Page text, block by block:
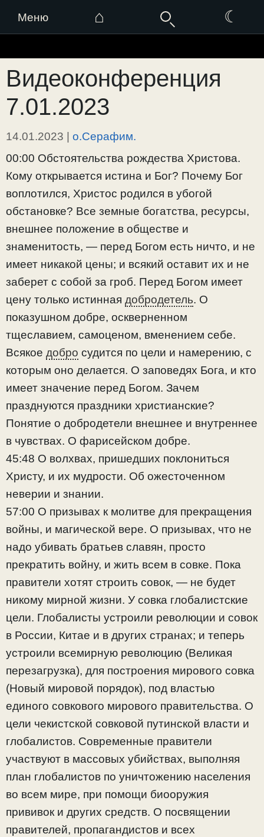
Меню ⌂ ☾
к
содержимому
Видеоконференция
7.01.2023
14.01.2023 | о.Серафим.
00:00 Обстоятельства рождества Христова.
Кому открывается истина и Бог? Почему Бог
воплотился, Христос родился в убогой
обстановке? Все земные богатства, ресурсы,
внешнее положение в обществе и
знаменитость, — перед Богом есть ничто, и не
имеет никакой цены; и всякий оставит их и не
заберет с собой за гроб. Перед Богом имеет
цену только истинная добродетель. О
показушном добре, оскверненном
тщеславием, самоценом, вменением себе.
Всякое добро судится по цели и намерению, с
которым оно делается. О заповедях Бога, и кто
имеет значение перед Богом. Зачем
празднуются праздники христианские?
Понятие о добродетели внешнее и внутреннее
в чувствах. О фарисейском добре.
45:48 О волхвах, пришедших поклониться
Христу, и их мудрости. Об ожесточенном
неверии и знании.
57:00 О призывах к молитве для прекращения
войны, и магической вере. О призывах, что не
надо убивать братьев славян, просто
прекратить войну, и жить всем в совке. Пока
правители хотят строить совок, — не будет
никому мирной жизни. У совка глобалистские
цели. Глобалисты устроили революции и совок
в России, Китае и в других странах; и теперь
устроили всемирную революцию (Великая
перезагрузка), для построения мирового совка
(Новый мировой порядок), под властью
единого совкового мирового правительства. О
цели чекистской совковой путинской власти и
глобалистов. Современные правители
участвуют в массовых убийствах, выполняя
план глобалистов по уничтожению населения
во всем мире, при помощи биооружия
прививок и других средств. О посвящении
правителей, пропагандистов и всех